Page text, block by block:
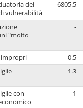
dei
vulnerabilità
6805.5
"molto
-
impropri 0.5
1.3
con
1